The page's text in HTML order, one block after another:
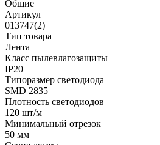
Общие
Артикул
013747(2)
Тип товара
Лента
Класс пылевлагозащиты
IP20
Типоразмер светодиода
SMD 2835
Плотность светодиодов
120 шт/м
Минимальный отрезок
50 мм